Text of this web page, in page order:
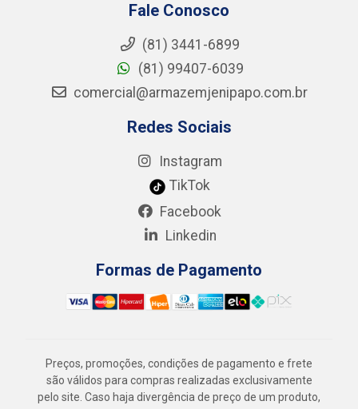
Fale Conosco
(81) 3441-6899
(81) 99407-6039
comercial@armazemjenipapo.com.br
Redes Sociais
Instagram
TikTok
Facebook
Linkedin
Formas de Pagamento
Preços, promoções, condições de pagamento e frete
são válidos para compras realizadas exclusivamente
pelo site. Caso haja divergência de preço de um produto,